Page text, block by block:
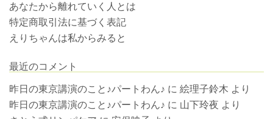
あなたから離れていく人とは
特定商取引法に基づく表記
えりちゃんは私からみると
最近のコメント
昨日の東京講演のこと♪パートわん♪ に 絵理子鈴木 より
昨日の東京講演のこと♪パートわん♪ に 山下玲夜 より